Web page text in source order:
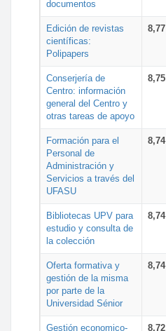
documentos
Edición de revistas
científicas:
Polipapers
8,77
Conserjería de
Centro: información
general del Centro y
otras tareas de apoyo
8,75
Formación para el
Personal de
Administración y
Servicios a través del
UFASU
8,74
Bibliotecas UPV para
estudio y consulta de
la colección
8,74
Oferta formativa y
gestión de la misma
por parte de la
Universidad Sénior
8,74
Gestión economico- 8,72